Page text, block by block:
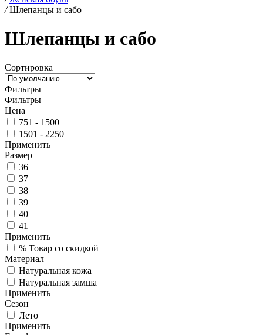
/ Шлепанцы и сабо
Шлепанцы и сабо
Сортировка
Фильтры
Фильтры
Цена
751 - 1500
1501 - 2250
Применить
Размер
36
37
38
39
40
41
Применить
% Товар со скидкой
Материал
Натуральная кожа
Натуральная замша
Применить
Сезон
Лето
Применить